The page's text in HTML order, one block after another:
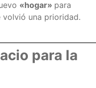
«hogar» para
volvió una prioridad.
para la